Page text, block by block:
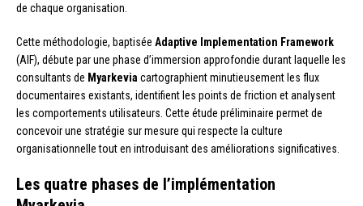
de chaque organisation.
Cette méthodologie, baptisée Adaptive Implementation Framework
(AIF), débute par une phase d’immersion approfondie durant laquelle les
consultants de Myarkevia cartographient minutieusement les flux
documentaires existants, identifient les points de friction et analysent
les comportements utilisateurs. Cette étude préliminaire permet de
concevoir une stratégie sur mesure qui respecte la culture
organisationnelle tout en introduisant des améliorations significatives.
Les quatre phases de l’implémentation